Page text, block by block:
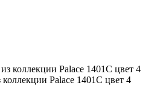
Palace 1401C цвет 4